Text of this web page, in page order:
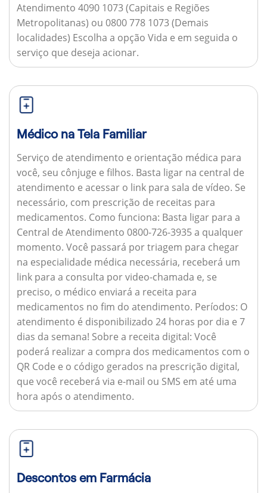
Atendimento 4090 1073 (Capitais e Regiões
Metropolitanas) ou 0800 778 1073 (Demais
localidades) Escolha a opção Vida e em seguida o
serviço que deseja acionar.
Médico na Tela Familiar
Serviço de atendimento e orientação médica para
você, seu cônjuge e filhos. Basta ligar na central de
atendimento e acessar o link para sala de vídeo. Se
necessário, com prescrição de receitas para
medicamentos. Como funciona: Basta ligar para a
Central de Atendimento 0800-726-3935 a qualquer
momento. Você passará por triagem para chegar
na especialidade médica necessária, receberá um
link para a consulta por video-chamada e, se
preciso, o médico enviará a receita para
medicamentos no fim do atendimento. Períodos: O
atendimento é disponibilizado 24 horas por dia e 7
dias da semana! Sobre a receita digital: Você
poderá realizar a compra dos medicamentos com o
QR Code e o código gerados na prescrição digital,
que você receberá via e-mail ou SMS em até uma
hora após o atendimento.
Descontos em Farmácia